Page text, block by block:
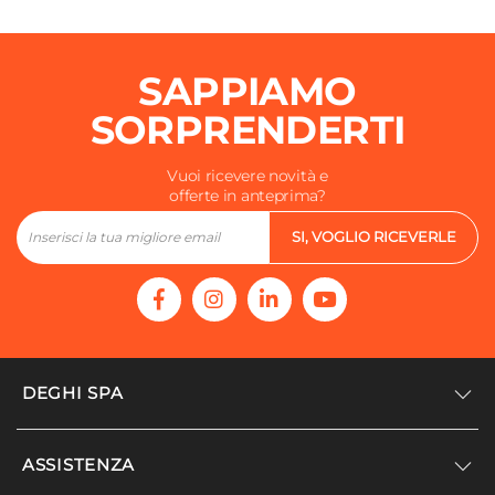
Foro Troppopieno
Foro Miscelatore
Predisposizione
28 cm
Sifone
Incluso
Kit Di Installazione
SAPPIAMO
SORPRENDERTI
Vuoi ricevere novità e
offerte in anteprima?
SI, VOGLIO RICEVERLE
DEGHI SPA
Accedi/Registrati
ASSISTENZA